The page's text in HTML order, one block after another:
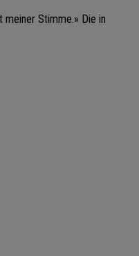
meiner Stimme.» Die in